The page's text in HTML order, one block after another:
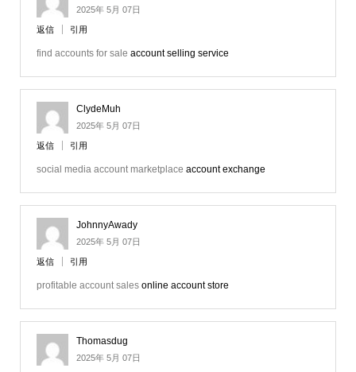
2025年 5月 07日
返信 引用
find accounts for sale account selling service
ClydeMuh
2025年 5月 07日
返信 引用
social media account marketplace account exchange
JohnnyAwady
2025年 5月 07日
返信 引用
profitable account sales online account store
Thomasdug
2025年 5月 07日